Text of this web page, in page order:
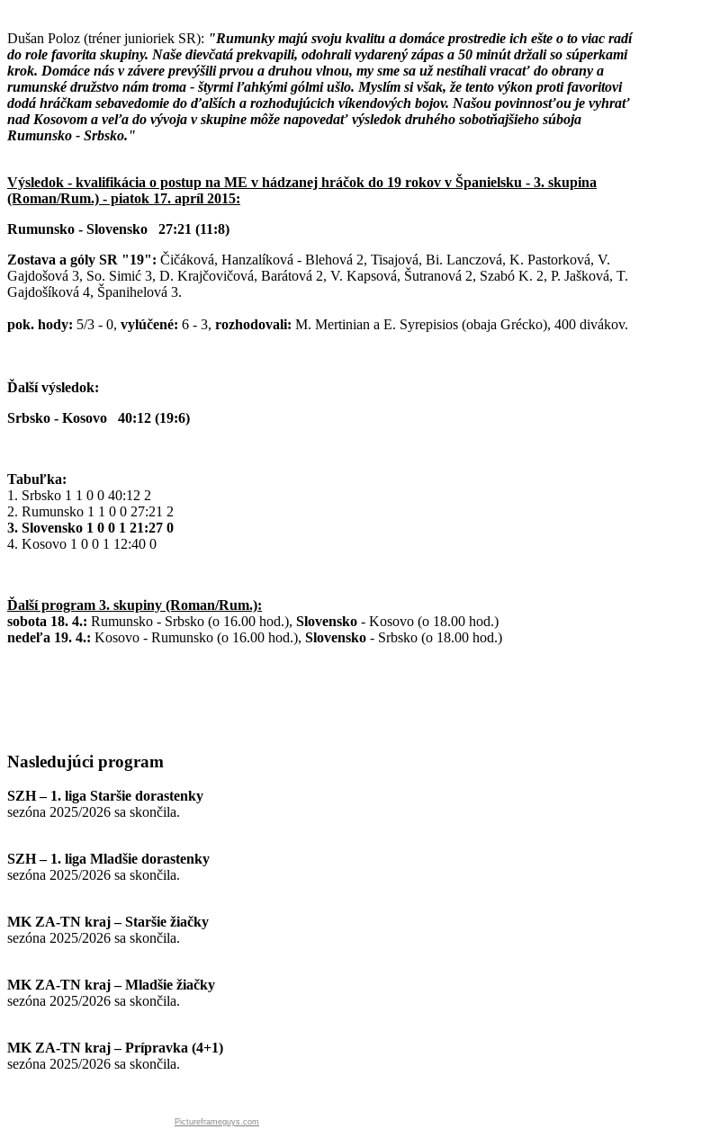
Dušan Poloz (tréner junioriek SR): "Rumunky majú svoju kvalitu a domáce prostredie ich ešte o to viac radí
do role favorita skupiny. Naše dievčatá prekvapili, odohrali vydarený zápas a 50 minút držali so súperkami
krok. Domáce nás v závere prevýšili prvou a druhou vlnou, my sme sa už nestíhali vracať do obrany a
rumunské družstvo nám troma - štyrmi ľahkými gólmi ušlo. Myslím si však, že tento výkon proti favoritovi
dodá hráčkam sebavedomie do ďalších a rozhodujúcich víkendových bojov. Našou povinnosťou je vyhrať
nad Kosovom a veľa do vývoja v skupine môže napovedať výsledok druhého sobotňajšieho súboja
Rumunsko - Srbsko."
Výsledok - kvalifikácia o postup na ME v hádzanej hráčok do 19 rokov v Španielsku - 3. skupina
(Roman/Rum.) - piatok 17. apríl 2015:
Rumunsko - Slovensko 27:21 (11:8)
Zostava a góly SR "19": Čičáková, Hanzalíková - Blehová 2, Tisajová, Bi. Lanczová, K. Pastorková, V.
Gajdošová 3, So. Simić 3, D. Krajčovičová, Barátová 2, V. Kapsová, Šutranová 2, Szabó K. 2, P. Jašková, T.
Gajdošíková 4, Španihelová 3.
pok. hody: 5/3 - 0, vylúčené: 6 - 3, rozhodovali: M. Mertinian a E. Syrepisios (obaja Grécko), 400 divákov.
Ďalší výsledok:
Srbsko - Kosovo 40:12 (19:6)
Tabuľka:
1. Srbsko 1 1 0 0 40:12 2
2. Rumunsko 1 1 0 0 27:21 2
3. Slovensko 1 0 0 1 21:27 0
4. Kosovo 1 0 0 1 12:40 0
Ďalší program 3. skupiny (Roman/Rum.):
sobota 18. 4.: Rumunsko - Srbsko (o 16.00 hod.), Slovensko - Kosovo (o 18.00 hod.)
nedeľa 19. 4.: Kosovo - Rumunsko (o 16.00 hod.), Slovensko - Srbsko (o 18.00 hod.)
Nasledujúci program
SZH – 1. liga Staršie dorastenky
sezóna 2025/2026 sa skončila.
SZH – 1. liga Mladšie dorastenky
sezóna 2025/2026 sa skončila.
MK ZA-TN kraj – Staršie žiačky
sezóna 2025/2026 sa skončila.
MK ZA-TN kraj – Mladšie žiačky
sezóna 2025/2026 sa skončila.
MK ZA-TN kraj – Prípravka (4+1)
sezóna 2025/2026 sa skončila.
Pictureframeguys.com